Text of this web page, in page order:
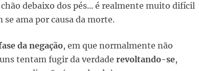
debaixo dos pés... é realmente muito difícil
se ama por causa da morte.
da negação, em que normalmente não
tentam fugir da verdade revoltando-se,